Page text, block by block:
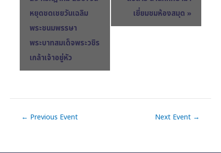
v
g
a
หยุดชดเชยวันเฉลิม
พระชนมพรรษา
พระบาทสมเด็จพระวชิร
เกล้าเจ้าอยู่หัว
เยี่ยมชมห้องสมุด »
← Previous Event Next Event →